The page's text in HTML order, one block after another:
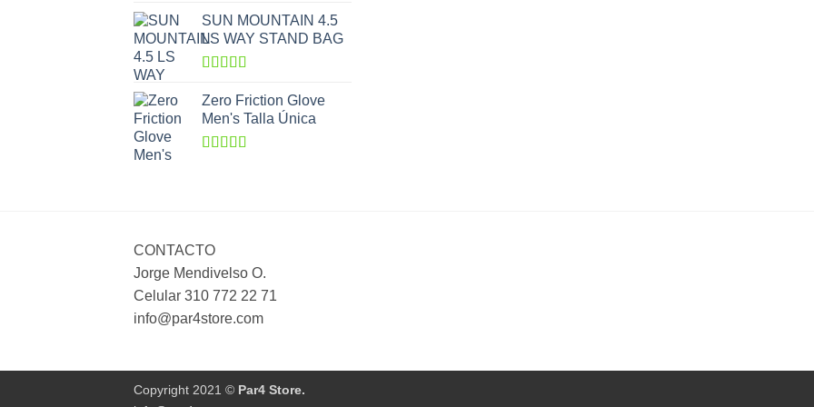
5
SUN MOUNTAIN 4.5
LS WAY STAND BAG
con5.00de
5
Zero Friction Glove
Men's Talla Única
CONTACTO
Jorge Mendivelso O.
Celular 310 772 22 71
info@par4store.com
Copyright 2021 © Par4 Store.